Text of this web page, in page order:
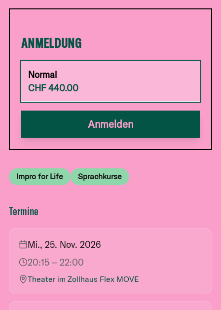
ANMELDUNG
Normal
CHF440.00
Anmelden
Impro for Life Sprachkurse
Termine
Mi., 25. Nov. 2026
20:15 – 22:00
Theater im Zollhaus Flex MOVE